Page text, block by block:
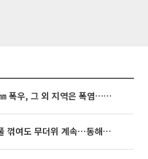
동해안은 시간당 80㎜ 폭우, 그 외 지역은 폭염…‘극과 극 날씨’
[내일 날씨] 폭염 한풀 꺾여도 무더위 계속⋯동해안 이틀 연속 비